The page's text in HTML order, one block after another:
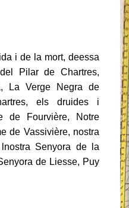
i de la mort, deessa
Pilar de Chartres,
La Verge Negra de
els druides i
de Fourvière, Notre
de Vassivière, nostra
Senyora de la
de Liesse, Puy